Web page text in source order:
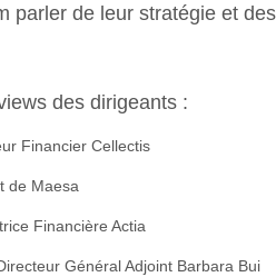
parler de leur stratégie et
des dirigeants :
Financier Cellectis
de Maesa
Financière Actia
Général Adjoint Barbara Bui